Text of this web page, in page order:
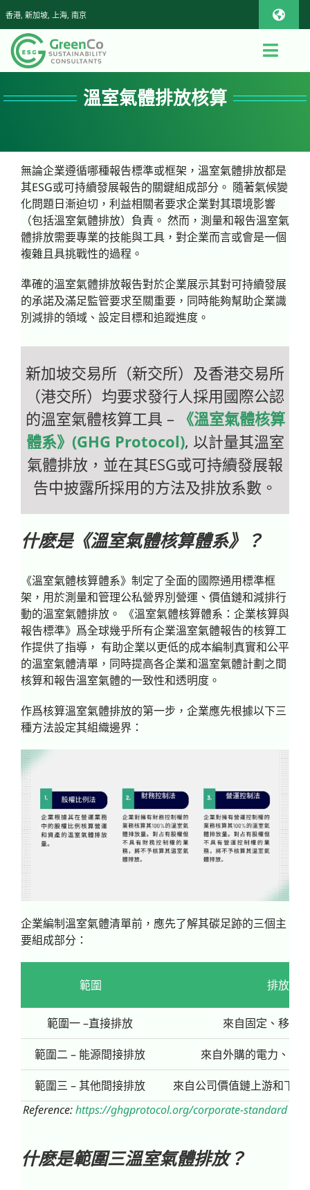
Skip
content
香港, 新加坡, 上海, 南京
Toggle
iOS
Android
首頁
查詢或報價
可持續發展顧問服務
影片
成功案例及動向
聯繫方式
溫室氣體排放核算
無論企業遵循哪種報告標準或框架，溫室氣體排放都是
其ESG或可持續發展報告的關鍵組成部分。 隨著氣候變
化問題日漸迫切，利益相關者要求企業對其環境影響
（包括溫室氣體排放）負責。 然而，測量和報告溫室氣
體排放需要專業的技能與工具，對企業而言或會是一個
複雜且具挑戰性的過程。
準確的溫室氣體排放報告對於企業展示其對可持續發展
的承諾及滿足監管要求至關重要，同時能夠幫助企業識
別減排的領域、設定目標和追蹤進度。
新加坡交易所（新交所）及香港交易所
（港交所）均要求發行人採用國際公認
的溫室氣體核算工具 – 《溫室氣體核算
體系》(GHG Protocol), 以計量其溫室
氣體排放，並在其ESG或可持續發展報
告中披露所採用的方法及排放系數。
什麽是《溫室氣體核算體系》？
《溫室氣體核算體系》制定了全面的國際通用標準框
架，用於測量和管理公私營界別營運、價值鏈和減排行
動的溫室氣體排放。 《溫室氣體核算體系：企業核算與
報告標準》爲全球幾乎所有企業溫室氣體報告的核算工
作提供了指導， 有助企業以更低的成本編制真實和公平
的溫室氣體清單，同時提高各企業和溫室氣體計劃之間
核算和報告溫室氣體的一致性和透明度。
作爲核算溫室氣體排放的第一步，企業應先根據以下三
種方法設定其組織邊界：
企業編制溫室氣體清單前，應先了解其碳足跡的三個主
要組成部分：
範圍 排放源
範圍一 –直接排放 來自固定、移動
範圍二 – 能源間接排放 來自外購的電力、煤
範圍三 – 其他間接排放
來自公司價值鏈上游和下
Reference:https://ghgprotocol.org/corporate-standard
什麽是範圍三溫室氣體排放？